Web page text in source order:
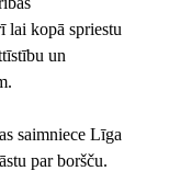
lai kopā spriestu
un
saimniece Līga
par boršču.